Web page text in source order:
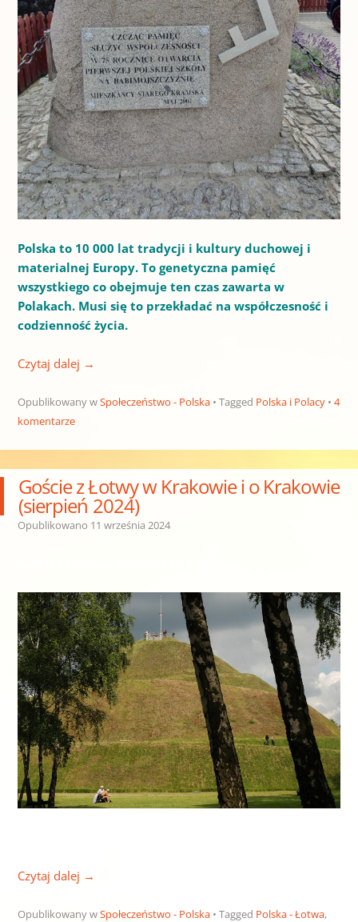
Polska to 10 000 lat tradycji i kultury duchowej i
materialnej Europy. To genetyczna pamięć
wszystkiego co obejmuje ten czas zawarta w
Polakach. Musi się to przekładać na współczesność i
codzienność życia.
Czytaj dalej →
Opublikowany wSpołeczeństwo - Polska Tagged Polska i Polacy
4
komentarze
Goście z Łotwy w Krakowie i o Krakowie
(sierpień 2024)
Opublikowano 11 września 2024
Czytaj dalej →
Opublikowany wSpołeczeństwo - Polska Tagged Polska - Łotwa,